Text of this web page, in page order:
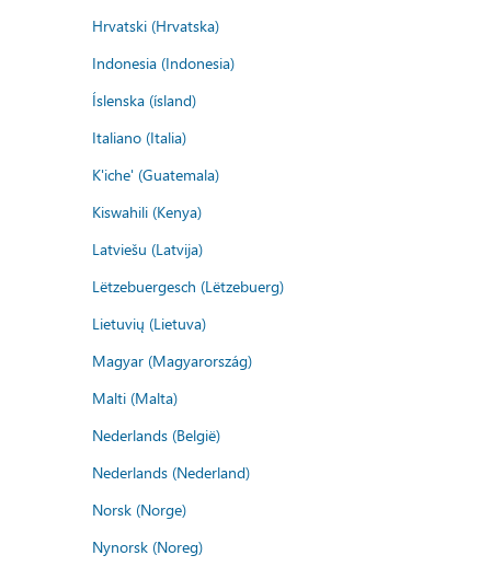
Hrvatski (Hrvatska)
Indonesia (Indonesia)
Íslenska (ísland)
Italiano (Italia)
K'iche' (Guatemala)
Kiswahili (Kenya)
Latviešu (Latvija)
Lëtzebuergesch (Lëtzebuerg)
Lietuvių (Lietuva)
Magyar (Magyarország)
Malti (Malta)
Nederlands (België)
Nederlands (Nederland)
Norsk (Norge)
Nynorsk (Noreg)